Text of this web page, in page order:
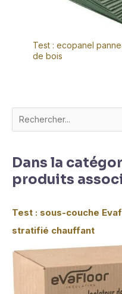
Test : ecopanel
de bois
Dans la
produits
Test : sous-couche
stratifié chauffant